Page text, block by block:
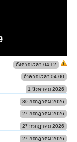
อังคาร เวลา 04:12
อังคาร เวลา 04:00
1 สิงหาคม 2026
30 กรกฎาคม 2026
27 กรกฎาคม 2026
27 กรกฎาคม 2026
27 กรกฎาคม 2026